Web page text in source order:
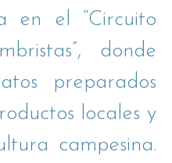
en el “Circuito
donde
preparados
locales y
campesina.